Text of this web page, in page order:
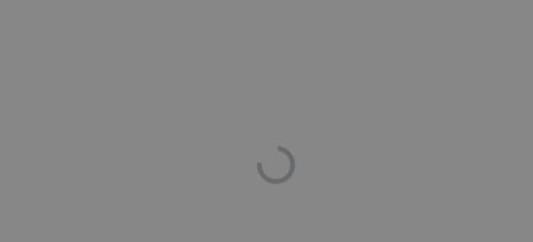
VISITOR_PRIVACY_METADATA